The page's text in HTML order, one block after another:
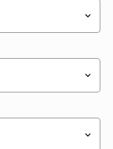
keyboard_arrow_down
keyboard_arrow_down
keyboard_arrow_down